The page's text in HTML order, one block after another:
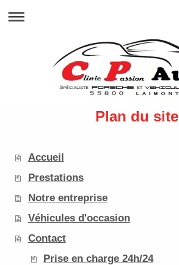
Plan du site
Accueil
Prestations
Notre entreprise
Véhicules d'occasion
Contact
Prise en charge 24h/24